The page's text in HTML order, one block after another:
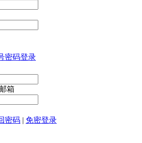
密码登录
箱
密码 | 免密登录